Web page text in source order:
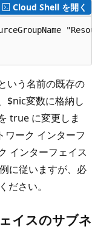
Cloud Shell を開く
いう名前の既存の
$nic変数に格納し
true に変更しま
ワーク インターフ
インターフェイス
に従いますが、必
さい。
イスのサブネ